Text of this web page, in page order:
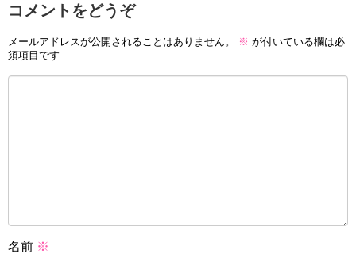
コメントをどうぞ
メールアドレスが公開されることはありません。 ※ が付いている欄は必
須項目です
名前 ※